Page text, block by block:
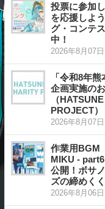
投票に参加
を応援しよ
グ・コンテ
中！
2026年8月07
「令和8年
企画実施の
（
PROJECT）
2026年8月07
作業用BGM
MIKU -
公開！ボサ
ズの締めく
2026年8月06